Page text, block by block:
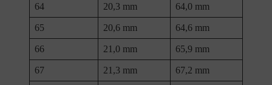
64 20,3 mm 64,0 mm
65 20,6 mm 64,6 mm
66 21,0 mm 65,9 mm
67 21,3 mm 67,2 mm